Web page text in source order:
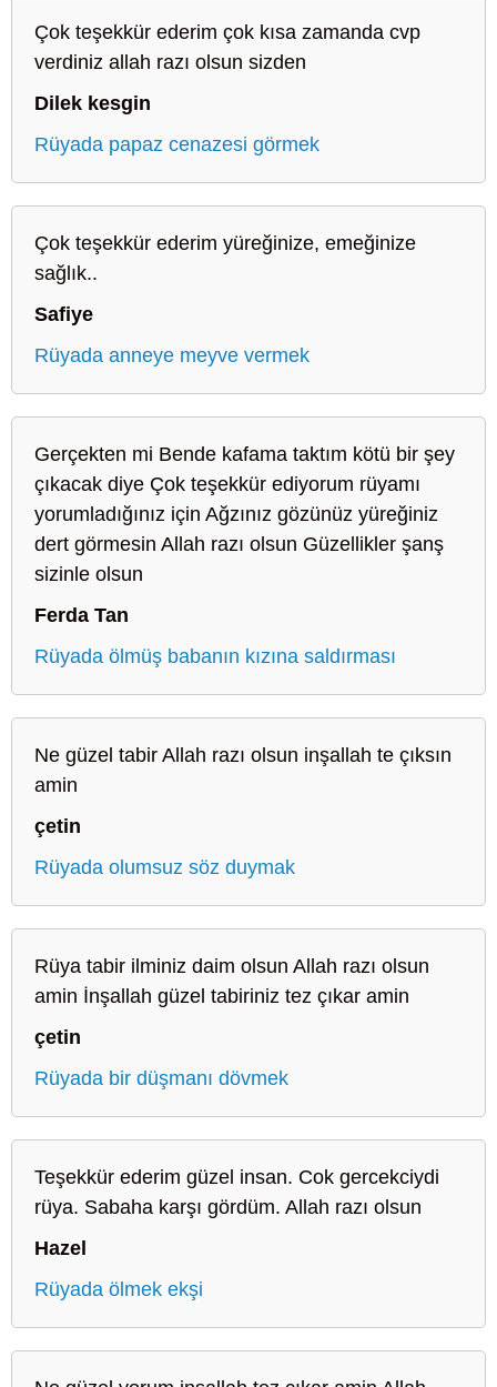
Çok teşekkür ederim çok kısa zamanda cvp
verdiniz allah razı olsun sizden
Dilek kesgin
Rüyada papaz cenazesi görmek
Çok teşekkür ederim yüreğinize, emeğinize
sağlık..
Safiye
Rüyada anneye meyve vermek
Gerçekten mi Bende kafama taktım kötü bir şey
çıkacak diye Çok teşekkür ediyorum rüyamı
yorumladığınız için Ağzınız gözünüz yüreğiniz
dert görmesin Allah razı olsun Güzellikler şanş
sizinle olsun
Ferda Tan
Rüyada ölmüş babanın kızına saldırması
Ne güzel tabir Allah razı olsun inşallah te çıksın
amin
çetin
Rüyada olumsuz söz duymak
Rüya tabir ilminiz daim olsun Allah razı olsun
amin İnşallah güzel tabiriniz tez çıkar amin
çetin
Rüyada bir düşmanı dövmek
Teşekkür ederim güzel insan. Cok gercekciydi
rüya. Sabaha karşı gördüm. Allah razı olsun
Hazel
Rüyada ölmek ekşi